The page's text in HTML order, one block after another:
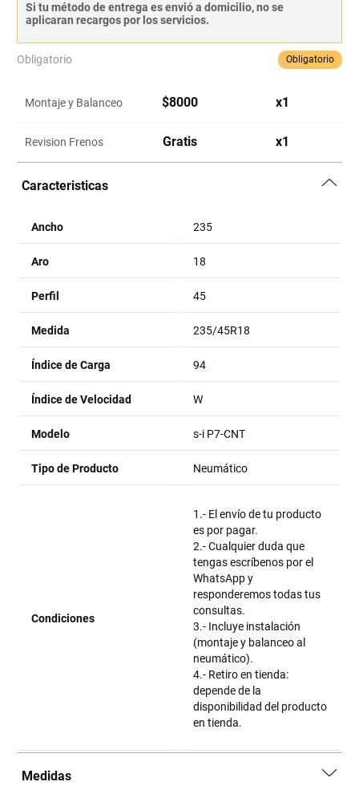
Si tu método de entrega es envió a domicilio, no se
aplicaran recargos por los servicios.
Obligatorio Obligatorio
Montaje y Balanceo $8000 x1
Revision Frenos Gratis x1
Caracteristicas
Ancho 235
Aro 18
Perfil 45
Medida 235/45R18
Índice de Carga 94
Índice de Velocidad W
Modelo s-i P7-CNT
Tipo de Producto Neumático
Condiciones
1.- El envío de tu producto
es por pagar.
2.- Cualquier duda que
tengas escríbenos por el
WhatsApp y
responderemos todas tus
consultas.
3.- Incluye instalación
(montaje y balanceo al
neumático).
4.- Retiro en tienda:
depende de la
disponibilidad del producto
en tienda.
Medidas